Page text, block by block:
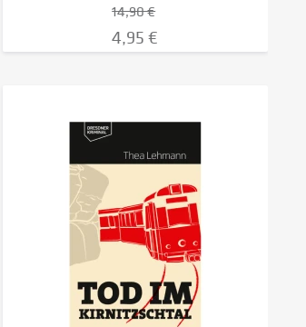
14,90 €
4,95 €